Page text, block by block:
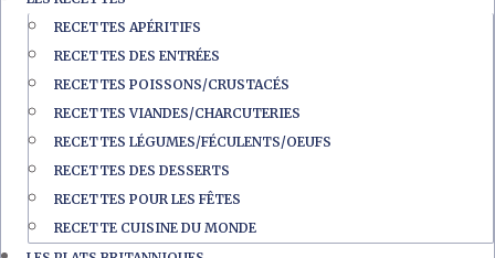
RECETTES APÉRITIFS
RECETTES DES ENTRÉES
RECETTES POISSONS/CRUSTACÉS
RECETTES VIANDES/CHARCUTERIES
RECETTES LÉGUMES/FÉCULENTS/OEUFS
RECETTES DES DESSERTS
RECETTES POUR LES FÊTES
RECETTE CUISINE DU MONDE